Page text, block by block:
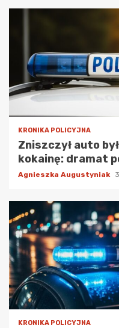
KRONIKA POLICYJNA
Zniszczył auto
kokainę: dramat
Agnieszka Augustyniak
KRONIKA POLICYJNA